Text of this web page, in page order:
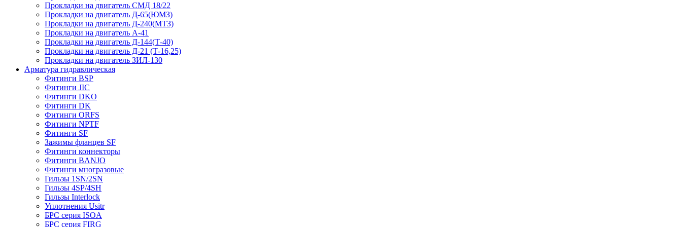
Прокладки на двигатель СМД 18/22
Прокладки на двигатель Д-65(ЮМЗ)
Прокладки на двигатель Д-240(МТЗ)
Прокладки на двигатель А-41
Прокладки на двигатель Д-144(Т-40)
Прокладки на двигатель Д-21 (Т-16,25)
Прокладки на двигатель ЗИЛ-130
Арматура гидравлическая
Фитинги BSP
Фитинги JIC
Фитинги DKO
Фитинги DK
Фитинги ORFS
Фитинги NPTF
Фитинги SF
Зажимы фланцев SF
Фитинги коннекторы
Фитинги BANJO
Фитинги многразовые
Гильзы 1SN/2SN
Гильзы 4SP/4SH
Гильзы Interlock
Уплотнения Usitr
БРС серия ISOA
БРС серия FIRG